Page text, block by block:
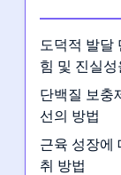
도덕적 발달
힘 및 진실
단백질 보충
선의 방법
근육 성장에
취 방법